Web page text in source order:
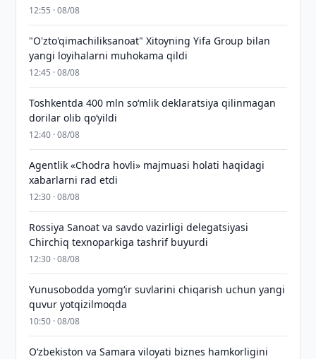
12:55 · 08/08
"O'zto'qimachiliksanoat" Xitoyning Yifa Group bilan
yangi loyihalarni muhokama qildi
12:45 · 08/08
Toshkentda 400 mln so‘mlik deklaratsiya qilinmagan
dorilar olib qo‘yildi
12:40 · 08/08
Agentlik «Chodra hovli» majmuasi holati haqidagi
xabarlarni rad etdi
12:30 · 08/08
Rossiya Sanoat va savdo vazirligi delegatsiyasi
Chirchiq texnoparkiga tashrif buyurdi
12:30 · 08/08
Yunusobodda yomg‘ir suvlarini chiqarish uchun yangi
quvur yotqizilmoqda
10:50 · 08/08
Oʻzbekiston va Samara viloyati biznes hamkorligini